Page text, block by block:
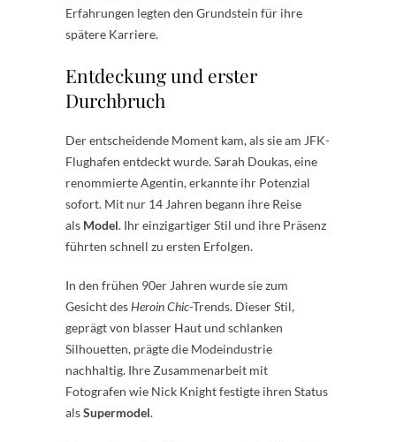
Erfahrungen legten den Grundstein für ihre
spätere Karriere.
Entdeckung und erster
Durchbruch
Der entscheidende Moment kam, als sie am JFK-
Flughafen entdeckt wurde. Sarah Doukas, eine
renommierte Agentin, erkannte ihr Potenzial
sofort. Mit nur 14 Jahren begann ihre Reise
als Model. Ihr einzigartiger Stil und ihre Präsenz
führten schnell zu ersten Erfolgen.
In den frühen 90er Jahren wurde sie zum
Gesicht desHeroin Chic-Trends. Dieser Stil,
geprägt von blasser Haut und schlanken
Silhouetten, prägte die Modeindustrie
nachhaltig. Ihre Zusammenarbeit mit
Fotografen wie Nick Knight festigte ihren Status
alsSupermodel.